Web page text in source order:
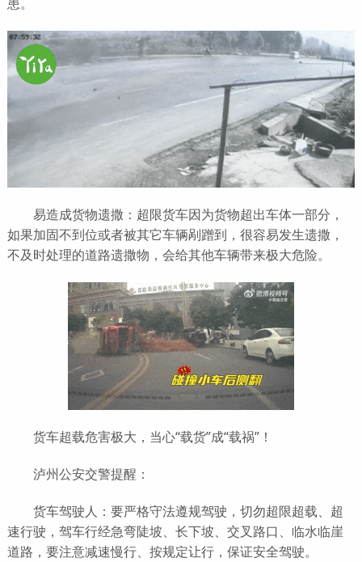
易造成货物遗撒：超限货车因为货物超出车体一部分，
如果加固不到位或者被其它车辆剐蹭到，很容易发生遗撒，
不及时处理的道路遗撒物，会给其他车辆带来极大危险。
货车超载危害极大，当心“载货”成“载祸”！
泸州公安交警提醒：
货车驾驶人：要严格守法遵规驾驶，切勿超限超载、超
速行驶，驾车行经急弯陡坡、长下坡、交叉路口、临水临崖
道路，要注意减速慢行、按规定让行，保证安全驾驶。